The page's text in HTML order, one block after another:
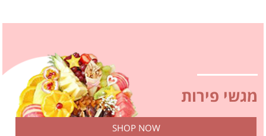
מגשי פירות
SHOP NOW